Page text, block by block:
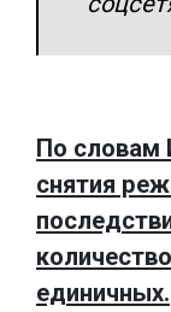
По словам
снятия
единичных.